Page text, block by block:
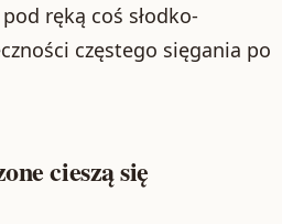
ręką coś słodko-
częstego sięgania po
cieszą się